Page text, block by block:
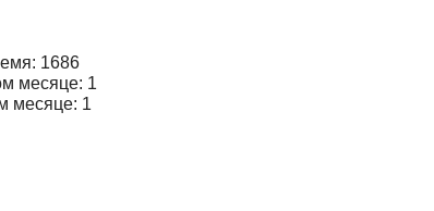
1686
месяце: 1
месяце: 1